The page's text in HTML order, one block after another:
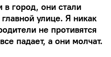
город, они стали
улице. Я никак
не противятся
падает, а они молчат.